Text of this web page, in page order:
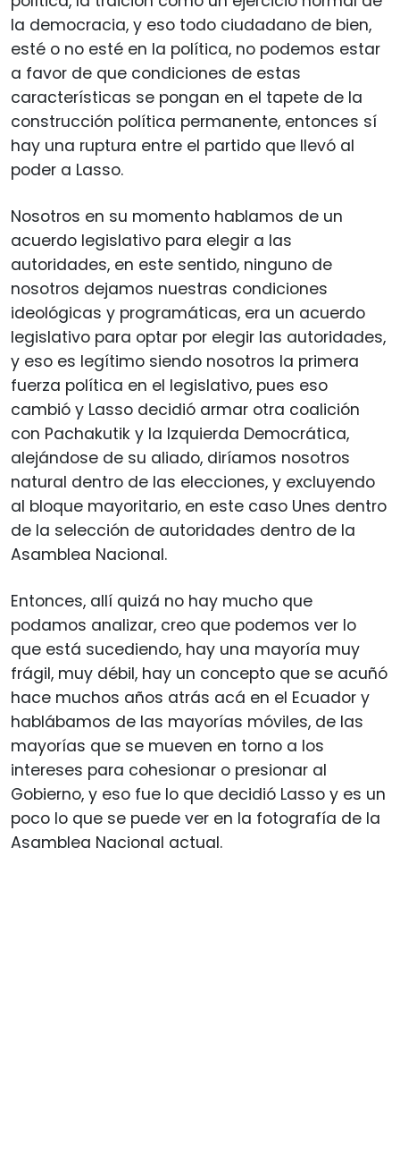
la democracia, y eso todo ciudadano de bien,
esté o no esté en la política, no podemos estar
a favor de que condiciones de estas
características se pongan en el tapete de la
construcción política permanente, entonces sí
hay una ruptura entre el partido que llevó al
poder a Lasso.
Nosotros en su momento hablamos de un
acuerdo legislativo para elegir a las
autoridades, en este sentido, ninguno de
nosotros dejamos nuestras condiciones
ideológicas y programáticas, era un acuerdo
legislativo para optar por elegir las autoridades,
y eso es legítimo siendo nosotros la primera
fuerza política en el legislativo, pues eso
cambió y Lasso decidió armar otra coalición
con Pachakutik y la Izquierda Democrática,
alejándose de su aliado, diríamos nosotros
natural dentro de las elecciones, y excluyendo
al bloque mayoritario, en este caso Unes dentro
de la selección de autoridades dentro de la
Asamblea Nacional.
Entonces, allí quizá no hay mucho que
podamos analizar, creo que podemos ver lo
que está sucediendo, hay una mayoría muy
frágil, muy débil, hay un concepto que se acuñó
hace muchos años atrás acá en el Ecuador y
hablábamos de las mayorías móviles, de las
mayorías que se mueven en torno a los
intereses para cohesionar o presionar al
Gobierno, y eso fue lo que decidió Lasso y es un
poco lo que se puede ver en la fotografía de la
Asamblea Nacional actual.